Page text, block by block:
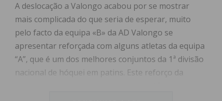
A deslocação a Valongo acabou por se mostrar
mais complicada do que seria de esperar, muito
pelo facto da equipa «B» da AD Valongo se
apresentar reforçada com alguns atletas da equipa
“A”, que é um dos melhores conjuntos da 1ª divisão
nacional de hóquei em patins. Este reforço da